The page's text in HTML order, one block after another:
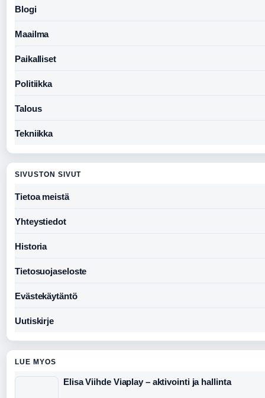
Blogi
Maailma
Paikalliset
Politiikka
Talous
Tekniikka
SIVUSTON SIVUT
Tietoa meistä
Yhteystiedot
Historia
Tietosuojaseloste
Evästekäytäntö
Uutiskirje
LUE MYOS
Elisa Viihde Viaplay – aktivointi ja hallinta